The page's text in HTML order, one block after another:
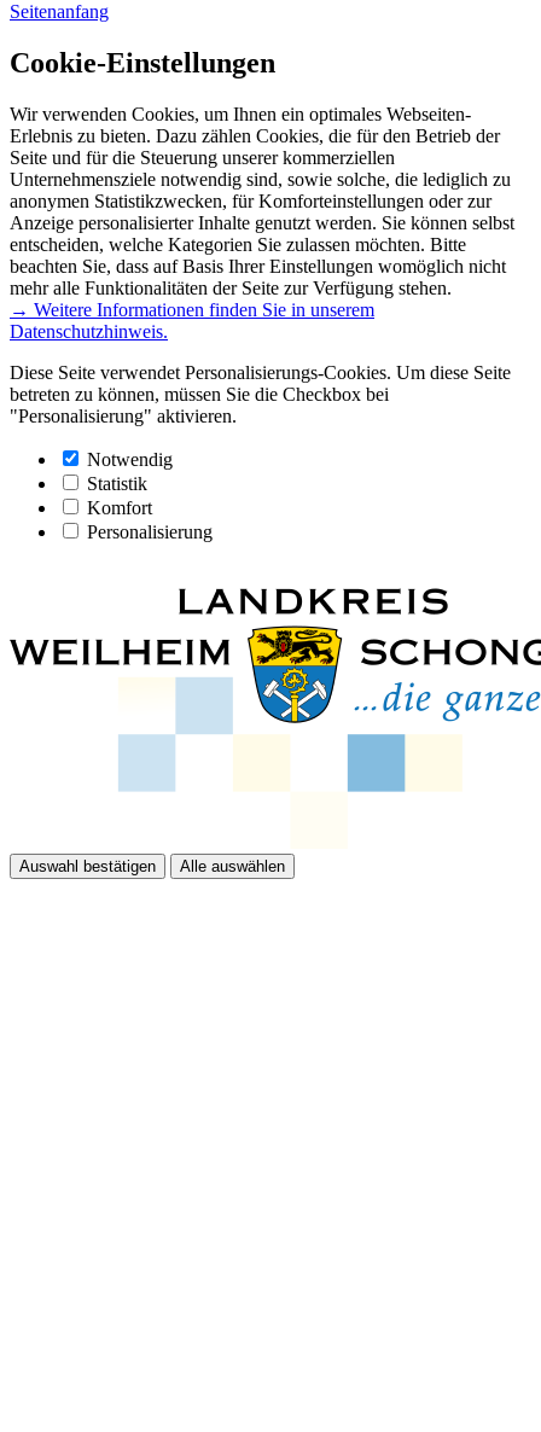
Seitenanfang
Cookie-Einstellungen
Wir verwenden Cookies, um Ihnen ein optimales Webseiten-
Erlebnis zu bieten. Dazu zählen Cookies, die für den Betrieb der
Seite und für die Steuerung unserer kommerziellen
Unternehmensziele notwendig sind, sowie solche, die lediglich zu
anonymen Statistikzwecken, für Komforteinstellungen oder zur
Anzeige personalisierter Inhalte genutzt werden. Sie können selbst
entscheiden, welche Kategorien Sie zulassen möchten. Bitte
beachten Sie, dass auf Basis Ihrer Einstellungen womöglich nicht
mehr alle Funktionalitäten der Seite zur Verfügung stehen.
→ Weitere Informationen finden Sie in unserem
Datenschutzhinweis.
Diese Seite verwendet Personalisierungs-Cookies. Um diese Seite
betreten zu können, müssen Sie die Checkbox bei
"Personalisierung" aktivieren.
Notwendig
Statistik
Komfort
Personalisierung
Auswahl bestätigen Alle auswählen